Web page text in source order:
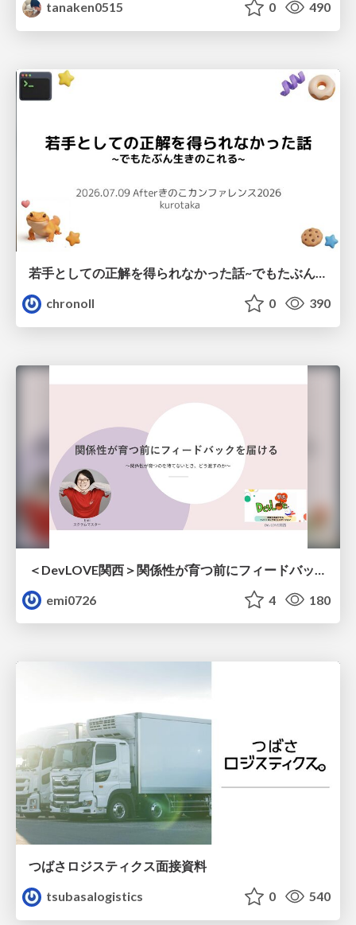
tanaken0515 0 490
若手としての正解を得られなかった話~でもたぶん生きのこれる~
chronoll
0 390
emi0726
4 180
つばさロジスティクス面接資料
tsubasalogistics
0 540